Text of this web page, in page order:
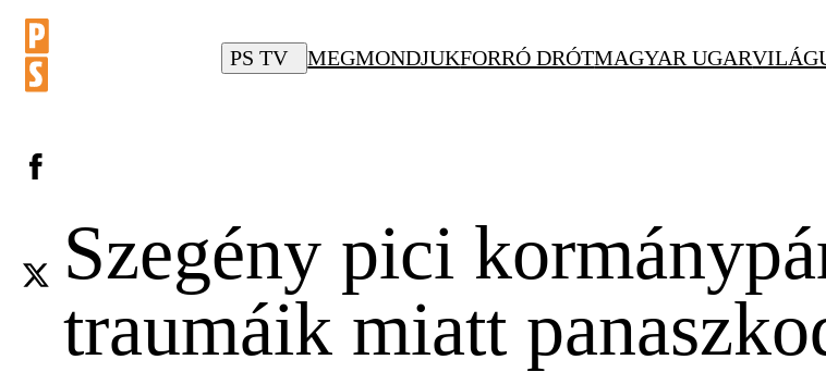
PS TV MEGMONDJUKFORRÓ DRÓTMAGYAR UGAR
Szegény pici
traumáik miatt